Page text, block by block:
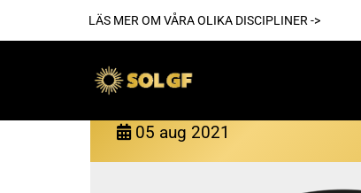
LÄS MER OM VÅRA OLIKA DISCIPLINER ->
05 aug 2021